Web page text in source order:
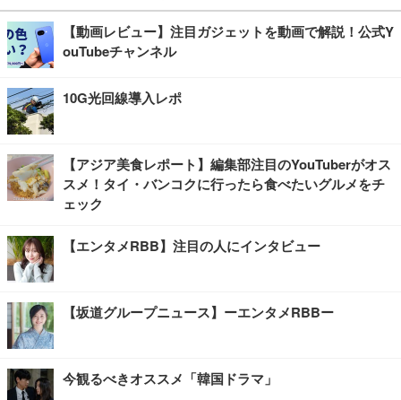
【動画レビュー】注目ガジェットを動画で解説！公式Y
ouTubeチャンネル
10G光回線導入レポ
【アジア美食レポート】編集部注目のYouTuberがオス
スメ！タイ・バンコクに行ったら食べたいグルメをチ
ェック
【エンタメRBB】注目の人にインタビュー
【坂道グループニュース】ーエンタメRBBー
今観るべきオススメ「韓国ドラマ」